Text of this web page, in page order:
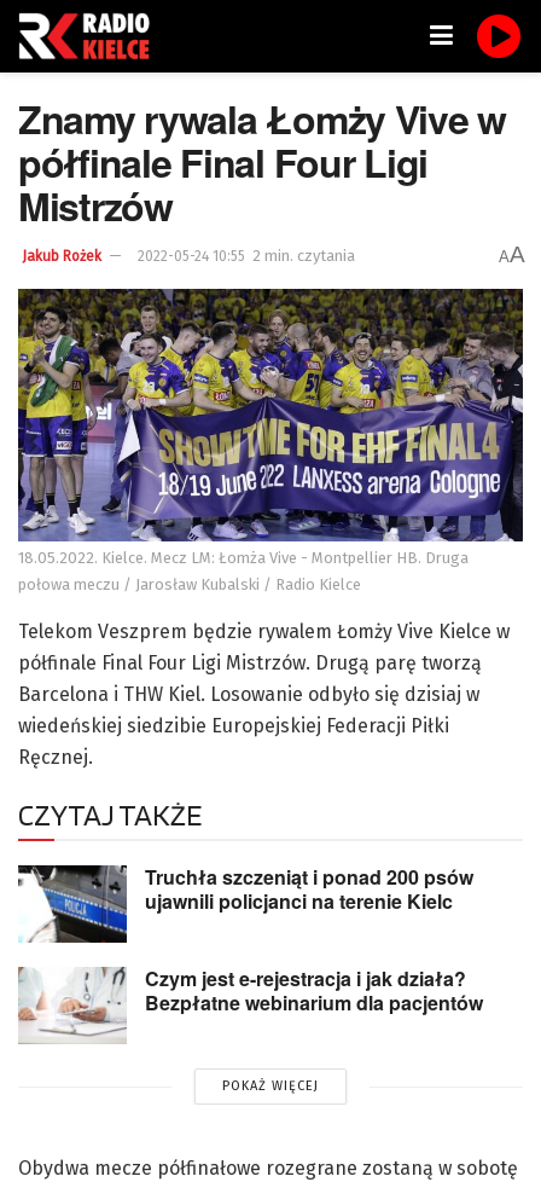
Znamy rywala Łomży Vive w
półfinale Final Four Ligi
Mistrzów
Jakub Rożek 2022-05-24 10:55 2 min. czytania AA
18.05.2022. Kielce. Mecz LM: Łomża Vive - Montpellier HB. Druga
połowa meczu / Jarosław Kubalski / Radio Kielce
Telekom Veszprem będzie rywalem Łomży Vive Kielce w
półfinale Final Four Ligi Mistrzów. Drugą parę tworzą
Barcelona i THW Kiel. Losowanie odbyło się dzisiaj w
wiedeńskiej siedzibie Europejskiej Federacji Piłki
Ręcznej.
CZYTAJ TAKŻE
Truchła szczeniąt i ponad 200 psów
ujawnili policjanci na terenie Kielc
Czym jest e-rejestracja i jak działa?
Bezpłatne webinarium dla pacjentów
POKAŻ WIĘCEJ
Obydwa mecze półfinałowe rozegrane zostaną w sobotę